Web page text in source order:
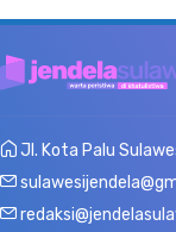
Jl. Kota Palu